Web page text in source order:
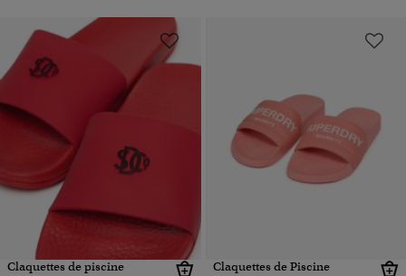
Claquettes de piscine
Claquettes de Piscine